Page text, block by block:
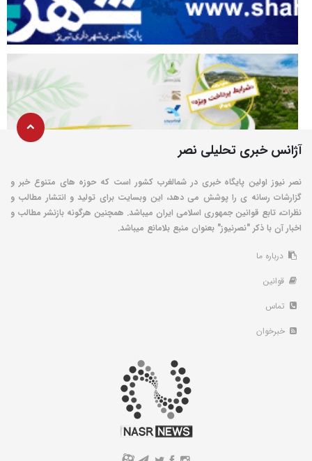
آژانس خبری تحلیلی نصر
نصر نیوز اولین پایگاه خبری در شمالغرب کشور است که حوزه های متنوع خبر و
گزارشات رسانه ی را پوشش می دهد، این وبسایت برای تولید و انتشار مطالب و
نظرات، تابع قوانین جمهوری اسلامی ایران میباشد. همچنین هرگونه بازنشر مطالب و
اخبار آن با ذکر "نصرنیوز" بعنوان منبع بلامانع میباشد.
درباره ما
قوانین
تماس
خبرخوان